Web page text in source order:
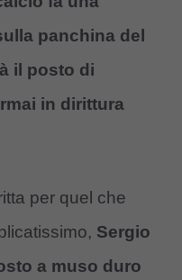
panchina del
il posto di
in dirittura
per quel che
Sergio
a muso duro